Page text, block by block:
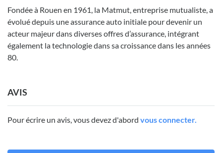
Fondée à Rouen en 1961, la Matmut, entreprise mutualiste, a
évolué depuis une assurance auto initiale pour devenir un
acteur majeur dans diverses offres d’assurance, intégrant
également la technologie dans sa croissance dans les années
80.
AVIS
Pour écrire un avis, vous devez d'abord vous connecter.